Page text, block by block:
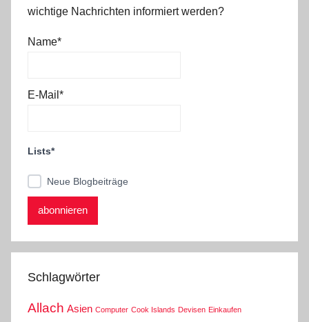
wichtige Nachrichten informiert werden?
Name*
E-Mail*
Lists*
Neue Blogbeiträge
Schlagwörter
Allach Asien Computer Cook Islands Devisen Einkaufen